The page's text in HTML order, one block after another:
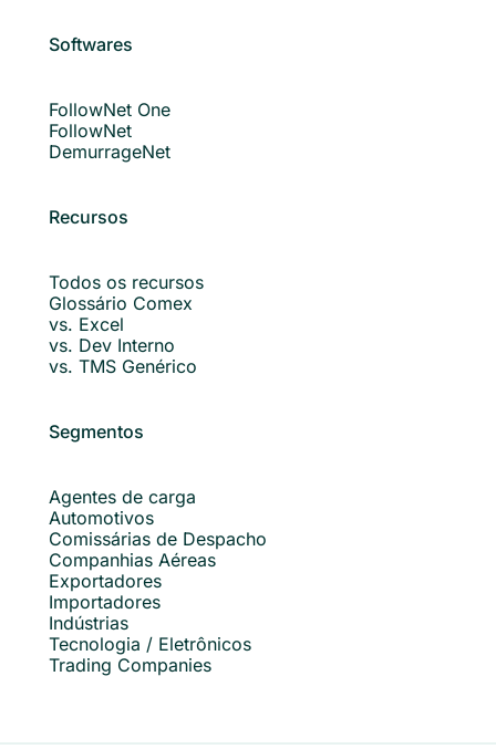
Softwares
FollowNet One
FollowNet
DemurrageNet
Recursos
Todos os recursos
Glossário Comex
vs. Excel
vs. Dev Interno
vs. TMS Genérico
Segmentos
Agentes de carga
Automotivos
Comissárias de Despacho
Companhias Aéreas
Exportadores
Importadores
Indústrias
Tecnologia / Eletrônicos
Trading Companies